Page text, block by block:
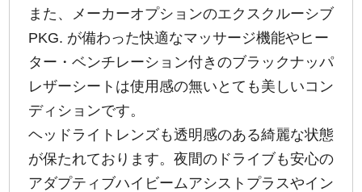
また、メーカーオプションのエクスクルーシブ
PKG. が備わった快適なマッサージ機能やヒー
ター・ベンチレーション付きのブラックナッパ
レザーシートは使用感の無いとても美しいコン
ディションです。
ヘッドライトレンズも透明感のある綺麗な状態
が保たれております。夜間のドライブも安心の
アダプティブハイビームアシストプラスやイン